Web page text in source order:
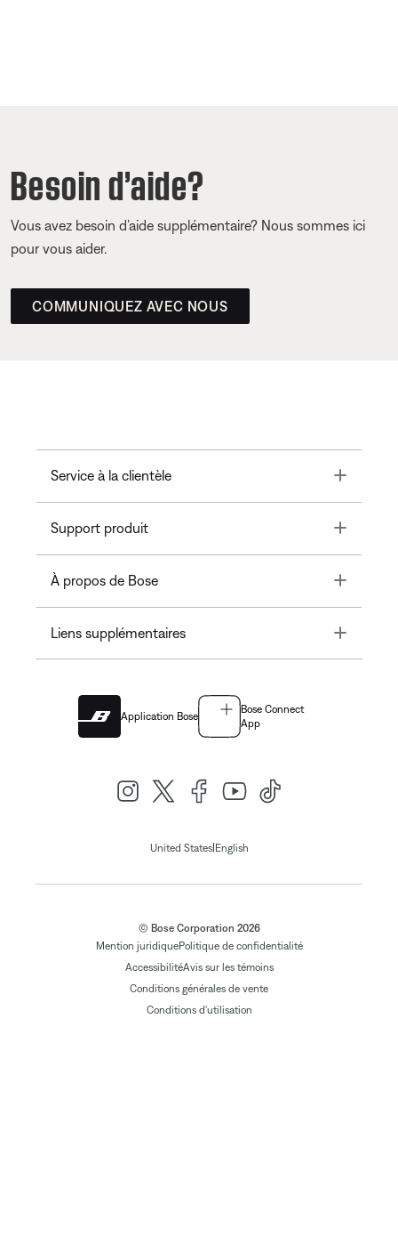
Besoin d’aide?
Vous avez besoin d’aide supplémentaire? Nous sommes ici
pour vous aider.
COMMUNIQUEZ AVEC NOUS
Service à la clientèle Toggle
Support produit Toggle
À propos de Bose Toggle
Liens supplémentaires Toggle
Application Bose
Bose Connect
App
United States| English
© Bose Corporation 2026
Mention juridiquePolitique de confidentialité
AccessibilitéAvis sur les témoins
Conditions générales de vente
Conditions d'utilisation